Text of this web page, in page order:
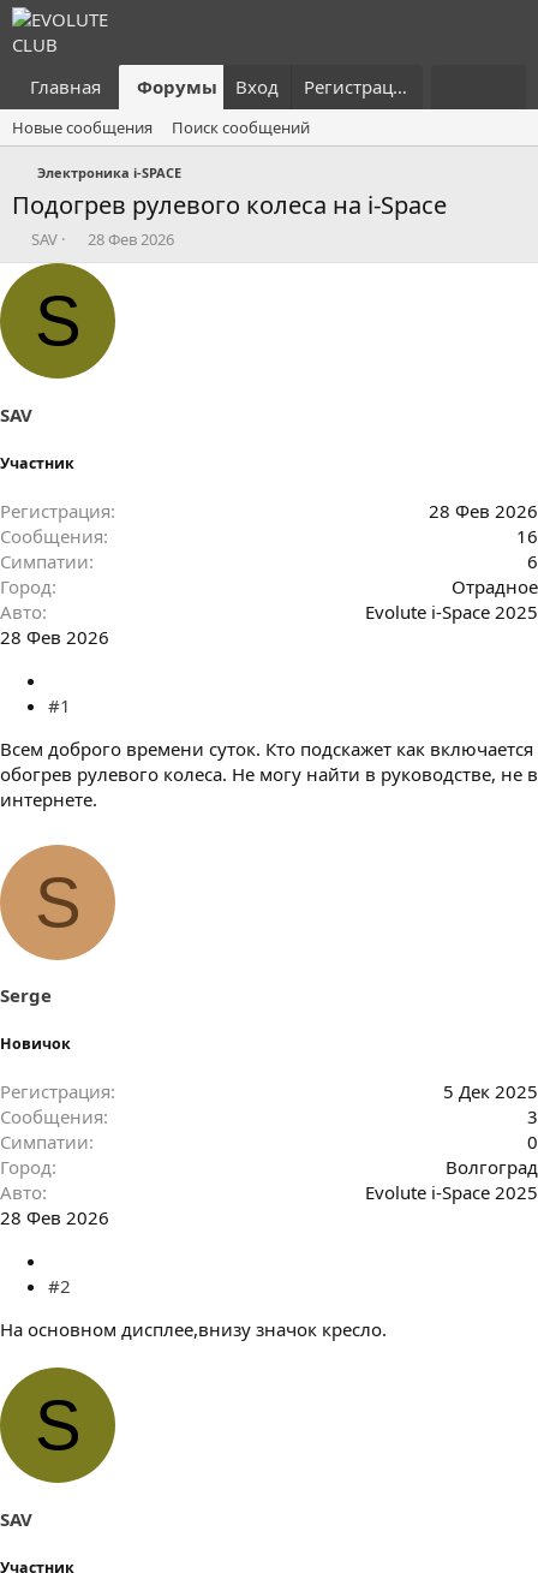
Главная Форумы Что нового?
Вход Регистрация
Новые сообщения Поиск сообщений
Электроника i-SPACE
Подогрев рулевого колеса на i-Space
А
в
е
ы
SAV
Д
а
т
ч
28 Фев 2026
S
SAV
Участник
Регистрация
28 Фев 2026
Сообщения
16
Симпатии
6
Город
Отрадное
Авто
Evolute i-Space 2025
28 Фев 2026
#1
Всем доброго времени суток. Кто подскажет как включается
обогрев рулевого колеса. Не могу найти в руководстве, не в
интернете.
S
Serge
Новичок
Регистрация
5 Дек 2025
Сообщения
3
Симпатии
0
Город
Волгоград
Авто
Evolute i-Space 2025
28 Фев 2026
#2
На основном дисплее,внизу значок кресло.
S
SAV
Участник